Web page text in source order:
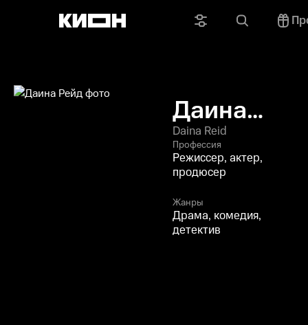
Даина
Рейд
Daina Reid
Профессия
Режиссер, актер,
продюсер
Жанры
Драма, комедия,
детектив